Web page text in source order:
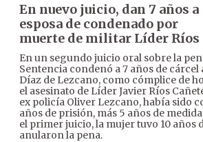
En nuevo juicio, dan 7 años a
esposa de condenado por
muerte de militar Líder Ríos
En un segundo juicio oral sobre la
Sentencia condenó a 7 años de cárcel
Díaz de Lezcano, como cómplice de
el asesinato de Líder Javier Ríos
ex policía Oliver Lezcano, había sido
años de prisión, más 5 años de
el primer juicio, la mujer tuvo 10 años
anularon la pena.